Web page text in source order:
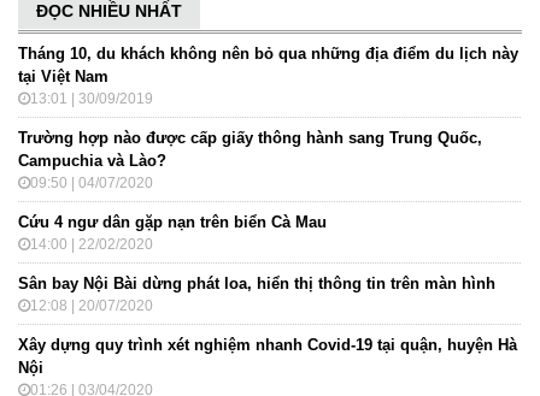
ĐỌC NHIỀU NHẤT
Tháng 10, du khách không nên bỏ qua những địa điểm du lịch này
tại Việt Nam
13:01 | 30/09/2019
Trường hợp nào được cấp giấy thông hành sang Trung Quốc,
Campuchia và Lào?
09:50 | 04/07/2020
Cứu 4 ngư dân gặp nạn trên biển Cà Mau
14:00 | 22/02/2020
Sân bay Nội Bài dừng phát loa, hiển thị thông tin trên màn hình
12:08 | 20/07/2020
Xây dựng quy trình xét nghiệm nhanh Covid-19 tại quận, huyện Hà
Nội
01:26 | 03/04/2020